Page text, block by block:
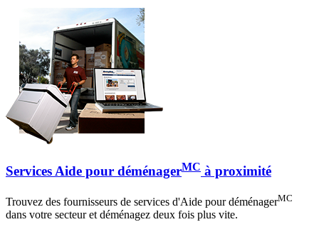
Services Aide pour déménagerMC à proximité
Trouvez des fournisseurs de services d'Aide pour déménagerMC
dans votre secteur et déménagez deux fois plus vite.